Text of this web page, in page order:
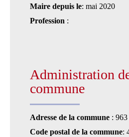
Maire depuis le: mai 2020
Profession :
Administration
commune
Adresse de la commune :
Code postal de la commune: